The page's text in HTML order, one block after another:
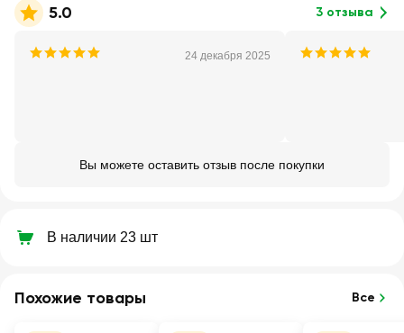
5.0 3 отзыва
24 декабря 2025
Вы можете оставить отзыв после покупки
В наличии 23 шт
Похожие товары Все